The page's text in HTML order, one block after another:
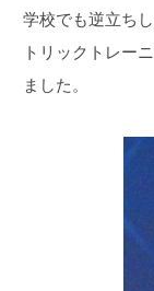
学校でも逆立ち
トリックトレー
ました。